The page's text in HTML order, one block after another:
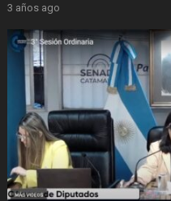
3 años ago